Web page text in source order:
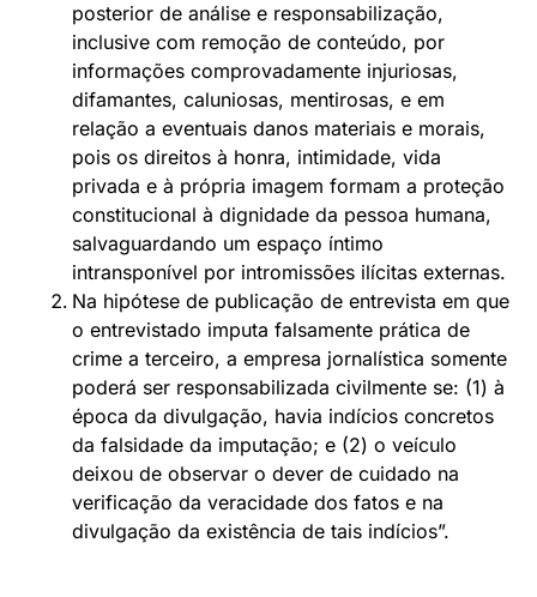
posterior de análise e responsabilização,
inclusive com remoção de conteúdo, por
informações comprovadamente injuriosas,
difamantes, caluniosas, mentirosas, e em
relação a eventuais danos materiais e morais,
pois os direitos à honra, intimidade, vida
privada e à própria imagem formam a proteção
constitucional à dignidade da pessoa humana,
salvaguardando um espaço íntimo
intransponível por intromissões ilícitas externas.
Na hipótese de publicação de entrevista em que
o entrevistado imputa falsamente prática de
crime a terceiro, a empresa jornalística somente
poderá ser responsabilizada civilmente se: (1) à
época da divulgação, havia indícios concretos
da falsidade da imputação; e (2) o veículo
deixou de observar o dever de cuidado na
verificação da veracidade dos fatos e na
divulgação da existência de tais indícios”.